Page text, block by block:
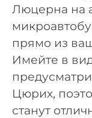
Люцерна на
прямо из
Имейте в
Цюрих,
станут